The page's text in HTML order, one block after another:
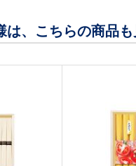
は、こちらの商品